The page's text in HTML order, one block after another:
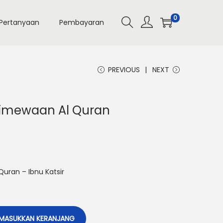
Pembayaran 0
PREVIOUS NEXT
Al Quran
– Ibnu Katsir
KERANJANG